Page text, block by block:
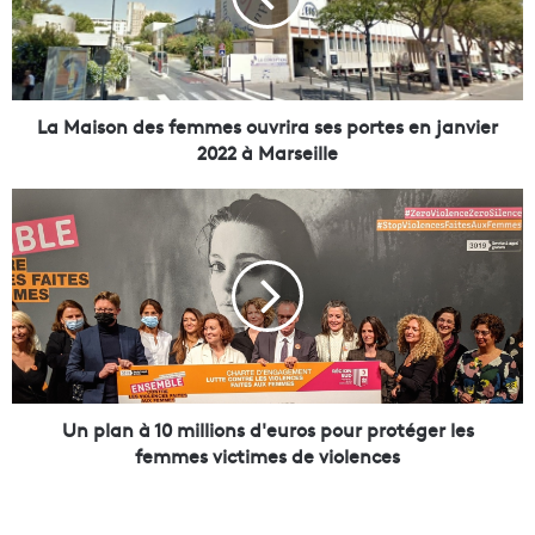
s
o
n
d
e
m
m
e
s
o
u
v
r
La Maison des femmes ouvrira ses portes en janvier
2022 à Marseille
n
p
l
a
n
à
1
0
Un plan à 10 millions d'euros pour protéger les
femmes victimes de violences